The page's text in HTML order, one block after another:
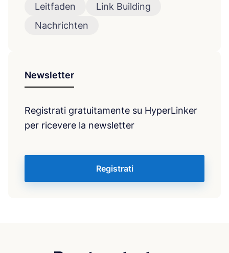
Leitfaden
Link Building
Nachrichten
Newsletter
Registrati gratuitamente su HyperLinker
per ricevere la newsletter
Registrati